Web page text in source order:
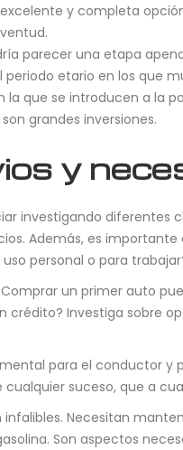
excelente y completa
parecer una etapa
periodo etario en los que
la que se introducen a
grandes inversiones.
y
investigando diferentes
Además, es
personal o para
Comprar un primer auto
crédito? Investiga sobre
para el conductor y
suceso, que a
infalibles. Necesitan
Son aspectos